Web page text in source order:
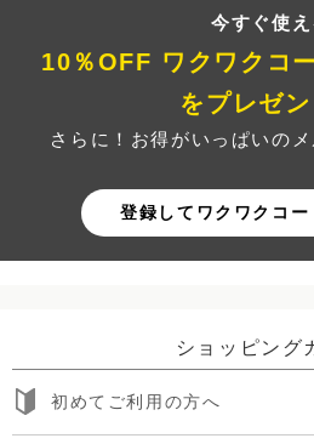
今すぐ使え
10％OFF ワクワクコ
をプレゼン
さらに！お得がいっぱいの
登録してワクワクコー
ショッピング
初めてご利用の方へ